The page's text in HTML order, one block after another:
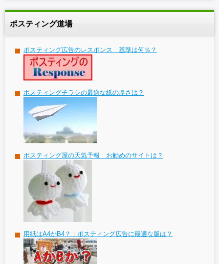
ポスティング道場
ポスティング広告のレスポンス 基準は何％？
ポスティングチラシの最適な紙の厚さは？
ポスティング屋の天気予報 お勧めのサイトは？
用紙はA4かB4？｜ポスティング広告に最適な版は？